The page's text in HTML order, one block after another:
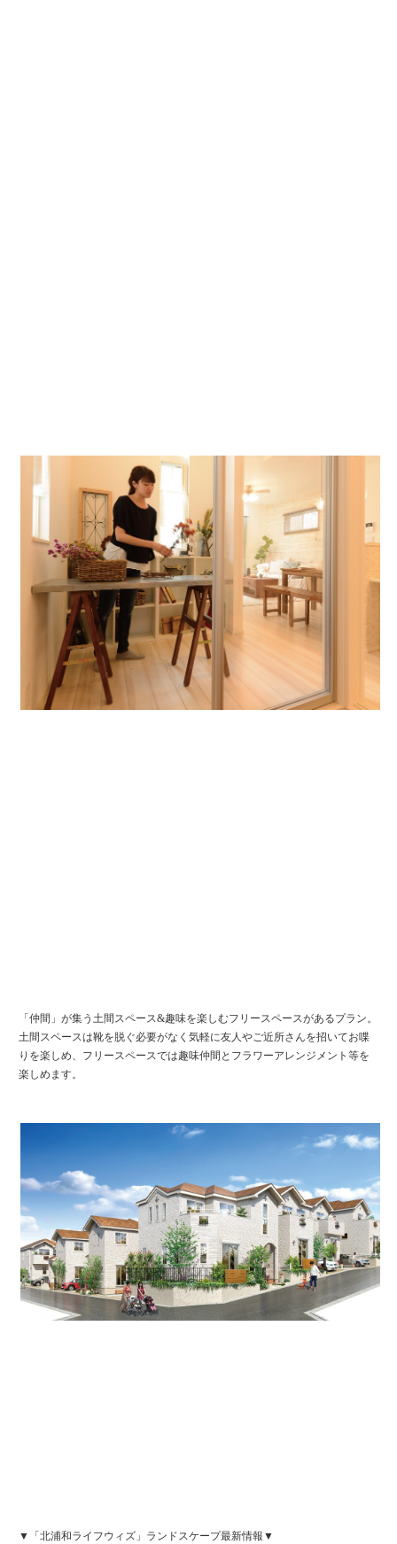
「仲間」が集う土間スペース&趣味を楽しむフリースペースがあるプラン。
土間スペースは靴を脱ぐ必要がなく気軽に友人やご近所さんを招いてお喋
りを楽しめ、フリースペースでは趣味仲間とフラワーアレンジメント等を
楽しめます。
▼「北浦和ライフウィズ」ランドスケープ最新情報▼